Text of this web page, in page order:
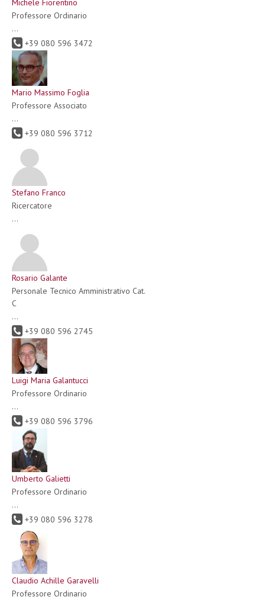
Michele Fiorentino
Professore Ordinario
...
+39 080 596 3472
Mario Massimo Foglia
Professore Associato
...
+39 080 596 3712
Stefano Franco
Ricercatore
...
Rosario Galante
Personale Tecnico Amministrativo Cat.
C
...
+39 080 596 2745
Luigi Maria Galantucci
Professore Ordinario
...
+39 080 596 3796
Umberto Galietti
Professore Ordinario
...
+39 080 596 3278
Claudio Achille Garavelli
Professore Ordinario